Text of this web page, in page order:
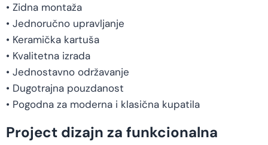
• Zidna montaža
• Jednoručno upravljanje
• Keramička kartuša
• Kvalitetna izrada
• Jednostavno održavanje
• Dugotrajna pouzdanost
• Pogodna za moderna i klasična kupatila
Project dizajn za funkcionalna